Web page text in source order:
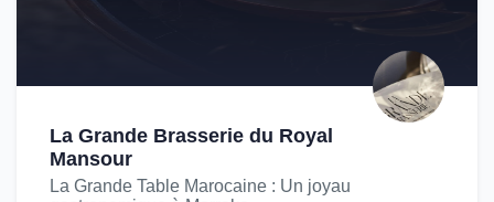
La Grande Brasserie du Royal
Mansour
La Grande Table Marocaine : Un joyau